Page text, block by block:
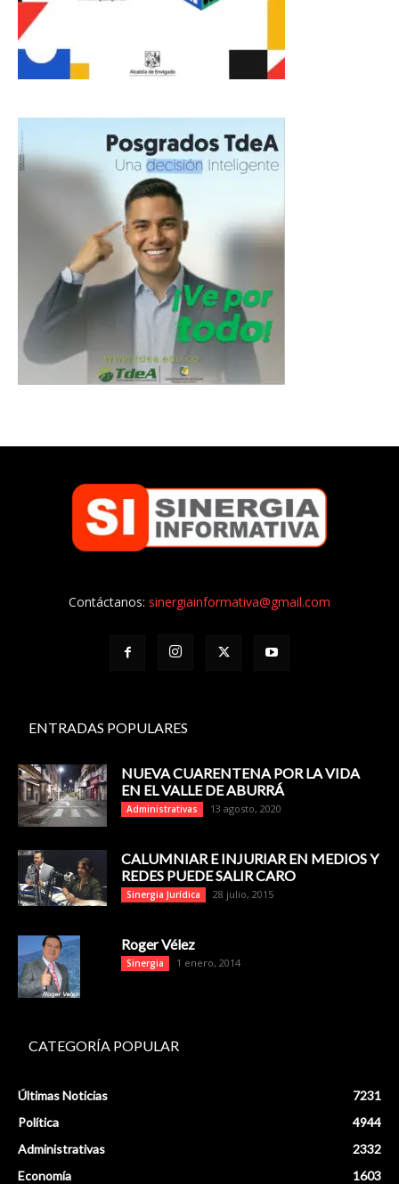
Contáctanos: sinergiainformativa@gmail.com
ENTRADAS POPULARES
NUEVA CUARENTENA POR LA VIDA
EN EL VALLE DE ABURRÁ
Administrativas 13 agosto, 2020
CALUMNIAR E INJURIAR EN MEDIOS Y
REDES PUEDE SALIR CARO
Sinergia Jurídica 28 julio, 2015
Roger Vélez
Sinergia 1 enero, 2014
CATEGORÍA POPULAR
Últimas Noticias
7231
Política
4944
Administrativas
2332
Economía
1603